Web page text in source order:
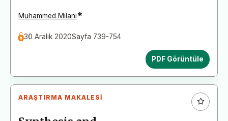
Muhammed Milani*
30 Aralık 2020Sayfa 739-754
PDF Görüntüle
ARAŞTIRMA MAKALESI